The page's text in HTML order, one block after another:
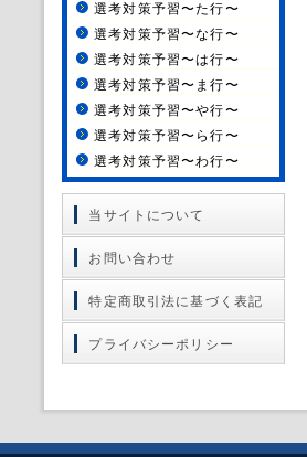
選考対策予習〜た行〜
選考対策予習〜な行〜
選考対策予習〜は行〜
選考対策予習〜ま行〜
選考対策予習〜や行〜
選考対策予習〜ら行〜
選考対策予習〜わ行〜
当サイトについて
お問い合わせ
特定商取引法に基づく表記
プライバシーポリシー